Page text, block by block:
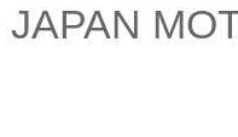
JAPAN